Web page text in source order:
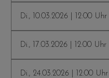
Di., 10.03.2026 | 12:00 Uhr
Di., 17.03.2026 | 12:00 Uhr
Di., 24.03.2026 | 12:00 Uhr